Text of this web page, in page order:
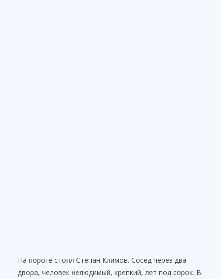
На пороге стоял Степан Климов. Сосед через два
двора, человек нелюдимый, крепкий, лет под сорок. В